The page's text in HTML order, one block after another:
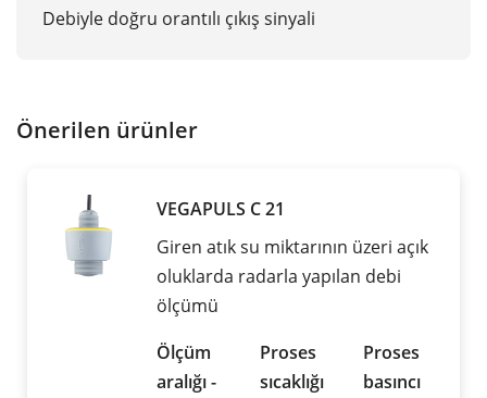
Debiyle doğru orantılı çıkış sinyali
Önerilen ürünler
VEGAPULS C 21
Giren atık su miktarının üzeri açık
oluklarda radarla yapılan debi
ölçümü
Ölçüm
aralığı -
Proses
sıcaklığı
Proses
basıncı